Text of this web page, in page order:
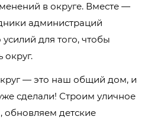
в округе. Вместе —
администраций
для того, чтобы
округ.
— это наш общий дом, и
сделали! Строим уличное
обновляем детские